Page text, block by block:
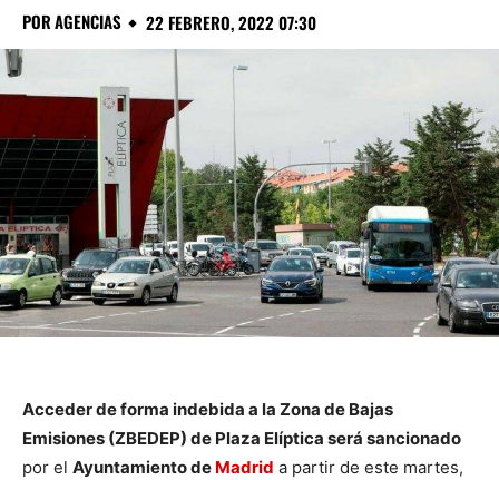
PORAGENCIAS 22 FEBRERO, 2022 07:30
Acceder de forma indebida a la Zona de Bajas
Emisiones (ZBEDEP) de Plaza Elíptica será sancionado
por el Ayuntamiento de Madrid a partir de este martes,